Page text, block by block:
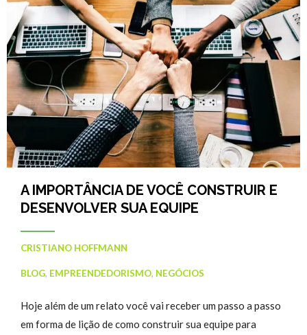
A IMPORTÂNCIA DE VOCÊ CONSTRUIR E
DESENVOLVER SUA EQUIPE
CRISTIANO HOFFMANN
BLOG, EMPREENDEDORISMO, NEGÓCIOS
Hoje além de um relato você vai receber um passo a passo
em forma de lição de como construir sua equipe para